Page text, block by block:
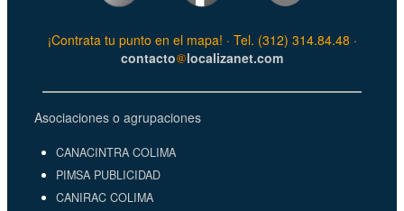
¡Contrata tu punto en el mapa! · Tel. (312) 314.84.48 ·
contacto
localizanet.com
Asociaciones o agrupaciones
CANACINTRA COLIMA
PIMSA PUBLICIDAD
CANIRAC COLIMA